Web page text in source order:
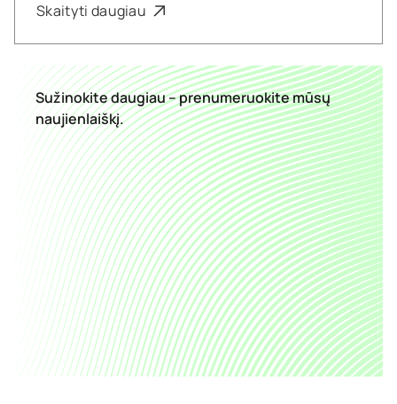
Skaityti daugiau
Sužinokite daugiau – prenumeruokite mūsų
naujienlaiškį.